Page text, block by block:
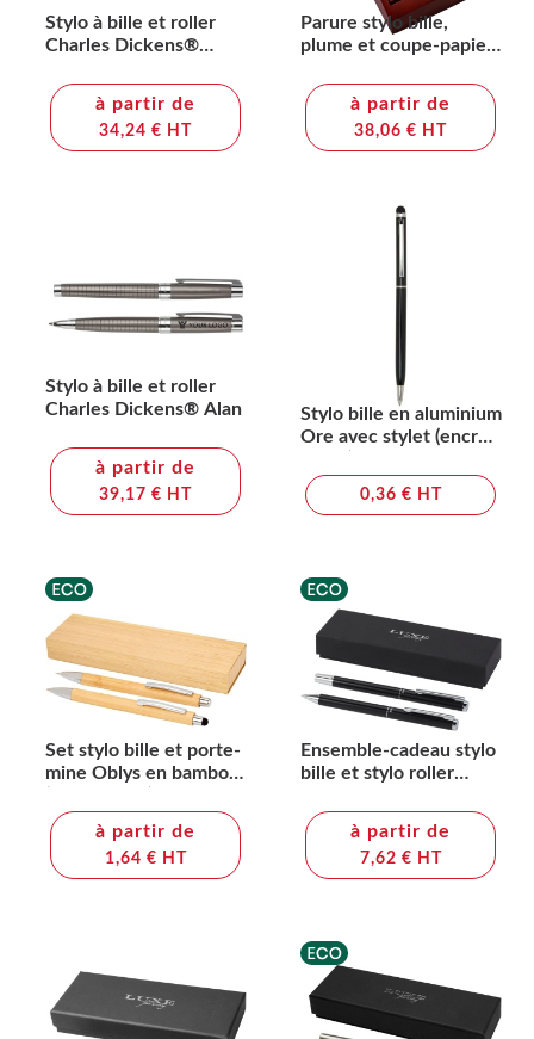
Stylo à bille et roller
Charles Dickens®
à partir de
34,24 € HT
Parure stylo bille,
plume et coupe-papier
à partir de
38,06 € HT
Stylo à bille et roller
Charles Dickens® Alan
à partir de
39,17 € HT
Stylo bille en aluminium
Ore avec stylet (encre
0,36 € HT
Set stylo bille et porte-
mine Oblys en bambou
à partir de
1,64 € HT
Ensemble-cadeau stylo
bille et stylo roller
recyclé (encre noire)
à partir de
7,62 € HT